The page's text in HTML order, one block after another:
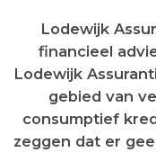
Lodewijk
financieel
Lodewijk
gebied van
consumptief
zeggen dat er